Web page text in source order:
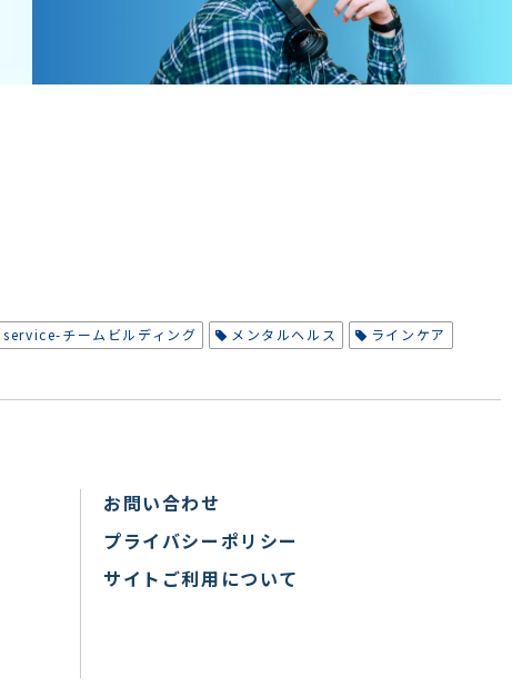
service-チームビルディング メンタルヘルス ラインケア
お問い合わせ
プライバシーポリシー
サイトご利用について